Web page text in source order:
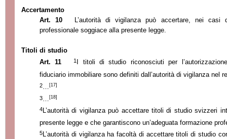
Accertamento
Art. 10
L’autorità di vigilanza può accertare, nei casi
professionale soggiace alla presente legge.
Titoli di studio
Art. 11
1
I titoli di studio riconosciuti per
fiduciario immobiliare sono definiti dall’autorità di vigilanza nel
2 [17]
3… [18]
4L’autorità di vigilanza può accettare titoli di studio svizzeri
presente legge e che garantiscono un’adeguata formazione
5L’autorità di vigilanza ha facoltà di accettare titoli di studio